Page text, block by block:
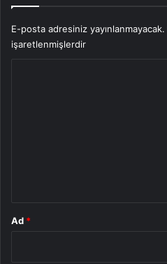
E-posta adresiniz yayınlanmayacak.
işaretlenmişlerdir
Ad *